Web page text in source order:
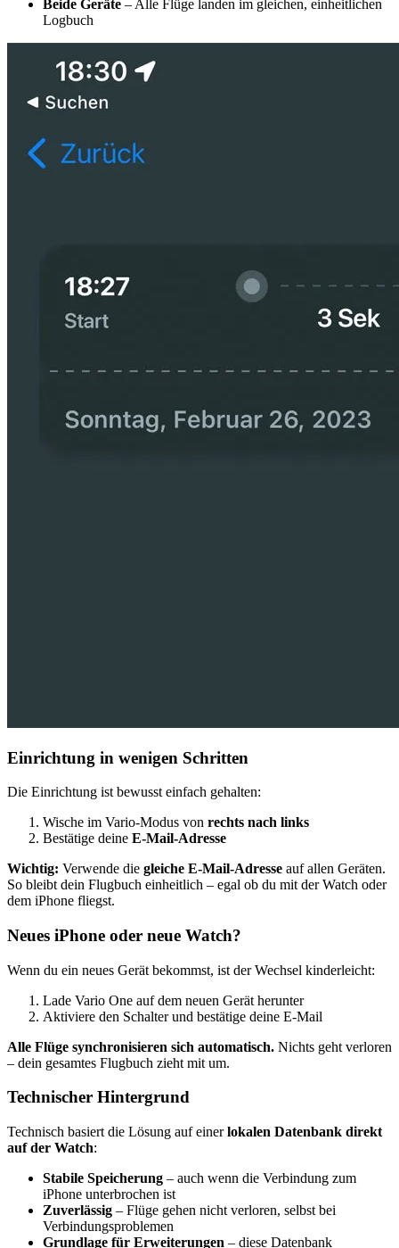
Beide Geräte – Alle Flüge landen im gleichen, einheitlichen
Logbuch
Einrichtung in wenigen Schritten
Die Einrichtung ist bewusst einfach gehalten:
Wische im Vario-Modus von rechts nach links
Bestätige deine E-Mail-Adresse
Wichtig: Verwende die gleiche E-Mail-Adresse auf allen Geräten.
So bleibt dein Flugbuch einheitlich – egal ob du mit der Watch oder
dem iPhone fliegst.
Neues iPhone oder neue Watch?
Wenn du ein neues Gerät bekommst, ist der Wechsel kinderleicht:
Lade Vario One auf dem neuen Gerät herunter
Aktiviere den Schalter und bestätige deine E-Mail
Alle Flüge synchronisieren sich automatisch. Nichts geht verloren
– dein gesamtes Flugbuch zieht mit um.
Technischer Hintergrund
Technisch basiert die Lösung auf einerlokalen Datenbank direkt
auf der Watch:
Stabile Speicherung – auch wenn die Verbindung zum
iPhone unterbrochen ist
Zuverlässig – Flüge gehen nicht verloren, selbst bei
Verbindungsproblemen
Grundlage für Erweiterungen – diese Datenbank